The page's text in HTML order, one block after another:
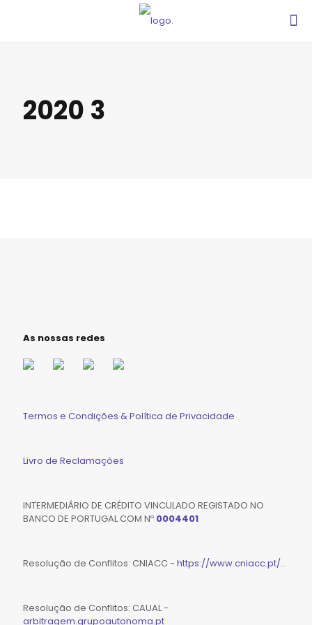
2020 3
As nossas redes
Termos e Condições & Política de Privacidade
Livro de Reclamações
INTERMEDIÁRIO DE CRÉDITO VINCULADO REGISTADO NO
BANCO DE PORTUGAL COM Nº 0004401
Resolução de Conflitos: CNIACC - https://www.cniacc.pt/...
Resolução de Conflitos: CAUAL -
arbitragem.grupoautonoma.pt